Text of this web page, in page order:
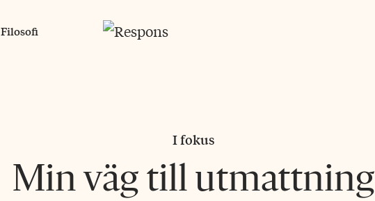
Filosofi
I fokus
Min väg till utmattning